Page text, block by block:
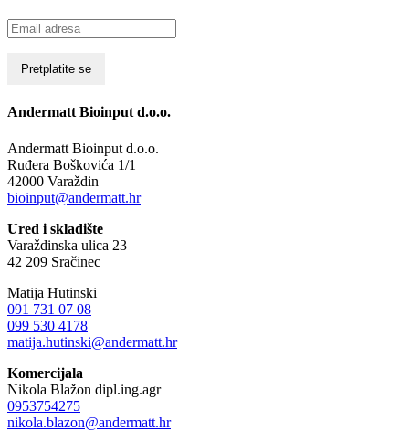
Andermatt Bioinput d.o.o.
Andermatt Bioinput d.o.o.
Ruđera Boškovića 1/1
42000 Varaždin
bioinput@andermatt.hr
Ured i skladište
Varaždinska ulica 23
42 209 Sračinec
Matija Hutinski
091 731 07 08
099 530 4178
matija.hutinski@andermatt.hr
Komercijala
Nikola Blažon dipl.ing.agr
0953754275
nikola.blazon@andermatt.hr